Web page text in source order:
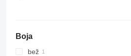
Boja
bež